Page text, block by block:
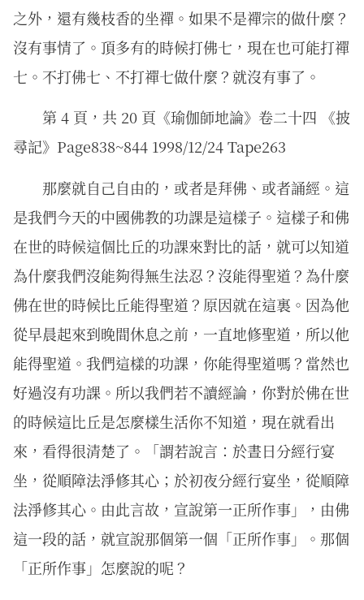
之外，還有幾枝香的坐禪。如果不是禪宗的做什麼？
沒有事情了。頂多有的時候打佛七，現在也可能打禪
七。不打佛七、不打禪七做什麼？就沒有事了。
第 4 頁，共 20 頁《瑜伽師地論》卷二十四 《披
尋記》Page838~844 1998/12/24 Tape263
那麼就自己自由的，或者是拜佛、或者誦經。這
是我們今天的中國佛教的功課是這樣子。這樣子和佛
在世的時候這個比丘的功課來對比的話，就可以知道
為什麼我們沒能夠得無生法忍？沒能得聖道？為什麼
佛在世的時候比丘能得聖道？原因就在這裏。因為他
從早晨起來到晚間休息之前，一直地修聖道，所以他
能得聖道。我們這樣的功課，你能得聖道嗎？當然也
好過沒有功課。所以我們若不讀經論，你對於佛在世
的時候這比丘是怎麼樣生活你不知道，現在就看出
來，看得很清楚了。「謂若說言：於晝日分經行宴
坐，從順障法淨修其心；於初夜分經行宴坐，從順障
法淨修其心。由此言故，宣說第一正所作事」，由佛
這一段的話，就宣說那個第一個「正所作事」。那個
「正所作事」怎麼說的呢？